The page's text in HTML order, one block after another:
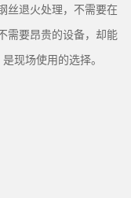
丝退火处理，不需要在
需要昂贵的设备，却能
现场使用的选择。